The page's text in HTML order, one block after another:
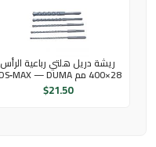
ريشة دريل هلتي رباعية الرأس
28×400 مم SDS‑MAX — DUMA
$21.50